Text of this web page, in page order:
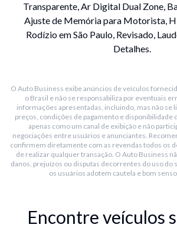
Transparente, Ar Digital Dual Zone,
Ajuste de Memória para Motorista,
Rodízio em São Paulo, Revisado,
Detalhes.
O Auto Business exibe anúncios de veículos
o Brasil e não se responsabiliza por eventuais
informações apresentadas, incluindo, mas não se
preços, condições de pagamento e disponibilidade
apenas como um canal de exibição e não
negociações entre usuários e anunciantes.
confirmem diretamente com as revendas todos os
de realizar qualquer transação. O Auto Business
danos, prejuízos ou disputas decorrentes do uso do
os usuários adotem cautela e bom
Encontre veículos